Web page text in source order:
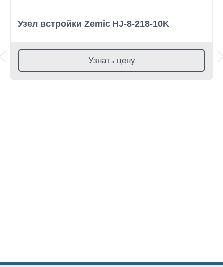
Узел встройки Zemic HJ-8-218-10K
Узнать цену